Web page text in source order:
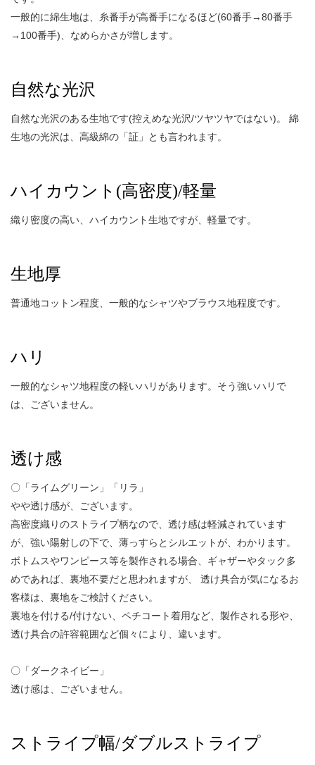
一般的に綿生地は、糸番手が高番手になるほど(60番手→80番手
→100番手)、なめらかさが増します。
自然な光沢
自然な光沢のある生地です(控えめな光沢/ツヤツヤではない)。 綿
生地の光沢は、高級綿の「証」とも言われます。
ハイカウント(高密度)/軽量
織り密度の高い、ハイカウント生地ですが、軽量です。
生地厚
普通地コットン程度、一般的なシャツやブラウス地程度です。
ハリ
一般的なシャツ地程度の軽いハリがあります。そう強いハリで
は、ございません。
透け感
〇「ライムグリーン」「リラ」
やや透け感が、ございます。
高密度織りのストライプ柄なので、透け感は軽減されています
が、強い陽射しの下で、薄っすらとシルエットが、わかります。
ボトムスやワンピース等を製作される場合、ギャザーやタック多
めであれば、裏地不要だと思われますが、 透け具合が気になるお
客様は、裏地をご検討ください。
裏地を付ける/付けない、ペチコート着用など、製作される形や、
透け具合の許容範囲など個々により、違います。
〇「ダークネイビー」
透け感は、ございません。
ストライプ幅/ダブルストライプ